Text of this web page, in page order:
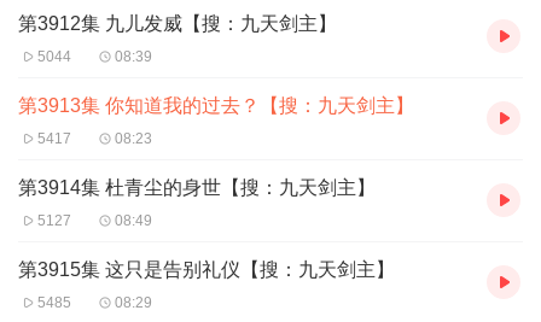
第3912集 九儿发威【搜：九天剑主】
5044 08:39
第3913集 你知道我的过去？【搜：九天剑主】
5417 08:23
第3914集 杜青尘的身世【搜：九天剑主】
5127 08:49
第3915集 这只是告别礼仪【搜：九天剑主】
5485 08:29